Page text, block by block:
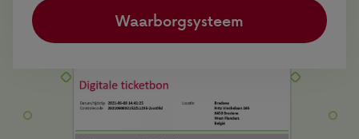
Waarborgsysteem